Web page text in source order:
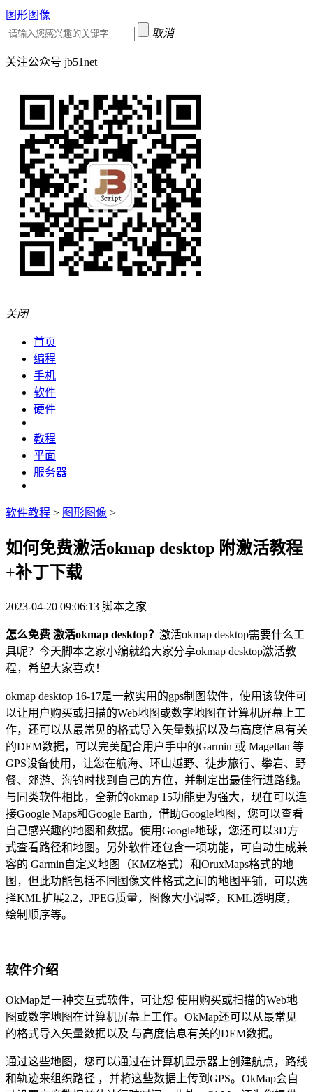
图形图像
取消
关注公众号 jb51net
关闭
首页
编程
手机
软件
硬件
教程
平面
服务器
软件教程 > 图形图像 >
如何免费激活okmap desktop 附激活教程
+补丁下载
2023-04-20 09:06:13 脚本之家
怎么免费 激活okmap desktop？ 激活okmap desktop需要什么工
具呢？今天脚本之家小编就给大家分享okmap desktop激活教
程，希望大家喜欢！
okmap desktop 16-17是一款实用的gps制图软件，使用该软件可
以让用户购买或扫描的Web地图或数字地图在计算机屏幕上工
作，还可以从最常见的格式导入矢量数据以及与高度信息有关
的DEM数据，可以完美配合用户手中的Garmin 或 Magellan 等
GPS设备使用，让您在航海、环山越野、徒步旅行、攀岩、野
餐、郊游、海钓时找到自己的方位，并制定出最佳行进路线。
与同类软件相比，全新的okmap 15功能更为强大，现在可以连
接Google Maps和Google Earth，借助Google地图，您可以查看
自己感兴趣的地图和数据。使用Google地球，您还可以3D方
式查看路径和地图。另外软件还包含一项功能，可自动生成兼
容的 Garmin自定义地图（KMZ格式）和OruxMaps格式的地
图，但此功能包括不同图像文件格式之间的地图平铺，可以选
择KML扩展2.2，JPEG质量，图像大小调整，KML透明度，
绘制顺序等。
软件介绍
OkMap是一种交互式软件，可让您 使用购买或扫描的Web地
图或数字地图在计算机屏幕上工作。OkMap还可以从最常见
的格式导入矢量数据以及 与高度信息有关的DEM数据。
通过这些地图，您可以通过在计算机显示器上创建航点，路线
和轨迹来组织路径 ，并将这些数据上传到GPS。OkMap会自